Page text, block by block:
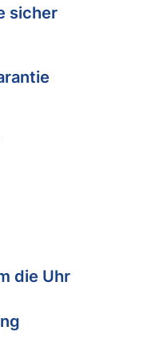
sicher
die Uhr